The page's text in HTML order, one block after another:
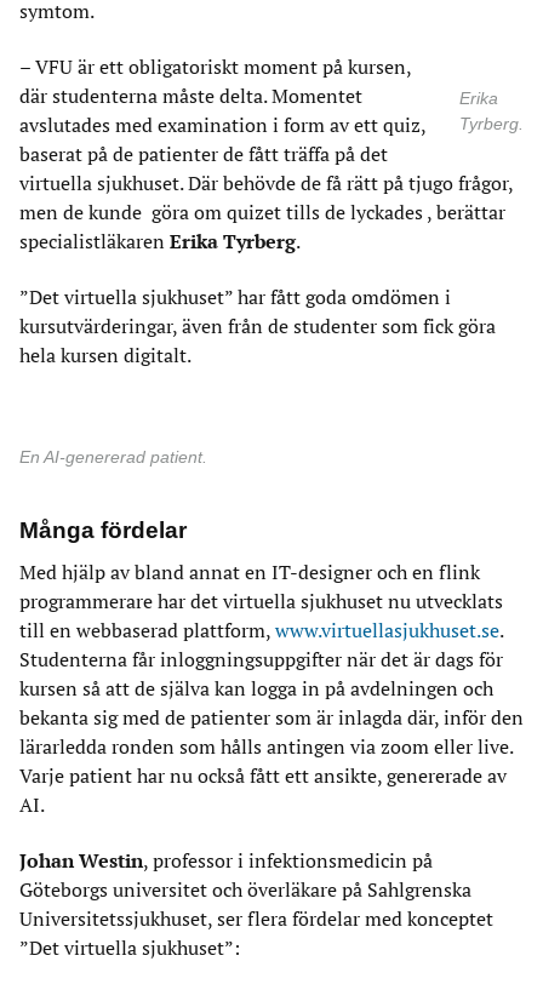
symtom.
Erika
Tyrberg.
– VFU är ett obligatoriskt moment på kursen,
där studenterna måste delta. Momentet
avslutades med examination i form av ett quiz,
baserat på de patienter de fått träffa på det
virtuella sjukhuset. Där behövde de få rätt på tjugo frågor,
men de kunde göra om quizet tills de lyckades , berättar
specialistläkaren Erika Tyrberg.
”Det virtuella sjukhuset” har fått goda omdömen i
kursutvärderingar, även från de studenter som fick göra
hela kursen digitalt.
En AI-genererad patient.
Många fördelar
Med hjälp av bland annat en IT-designer och en flink
programmerare har det virtuella sjukhuset nu utvecklats
till en webbaserad plattform, www.virtuellasjukhuset.se.
Studenterna får inloggningsuppgifter när det är dags för
kursen så att de själva kan logga in på avdelningen och
bekanta sig med de patienter som är inlagda där, inför den
lärarledda ronden som hålls antingen via zoom eller live.
Varje patient har nu också fått ett ansikte, genererade av
AI.
Johan Westin, professor i infektionsmedicin på
Göteborgs universitet och överläkare på Sahlgrenska
Universitetssjukhuset, ser flera fördelar med konceptet
”Det virtuella sjukhuset”: